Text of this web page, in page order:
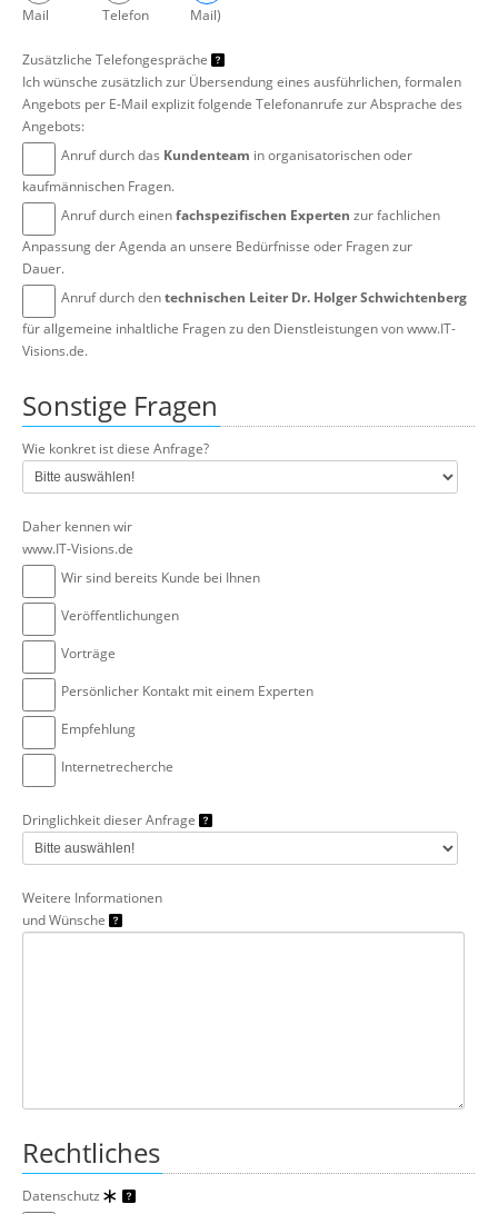
Mail
Telefon
Mail)
Zusätzliche Telefongespräche
Ich wünsche zusätzlich zur Übersendung eines ausführlichen, formalen
Angebots per E-Mail explizit folgende Telefonanrufe zur Absprache des
Angebots:
Anruf durch das Kundenteam in organisatorischen oder
kaufmännischen Fragen.
Anruf durch einenfachspezifischen Experten zur fachlichen
Anpassung der Agenda an unsere Bedürfnisse oder Fragen zur
Dauer.
Anruf durch dentechnischen Leiter Dr. Holger Schwichtenberg
für allgemeine inhaltliche Fragen zu den Dienstleistungen von www.IT-
Visions.de.
Sonstige Fragen
Wie konkret ist diese Anfrage?
Daher kennen wir
www.IT-Visions.de
Wir sind bereits Kunde bei Ihnen
Veröffentlichungen
Vorträge
Persönlicher Kontakt mit einem Experten
Empfehlung
Internetrecherche
Dringlichkeit dieser Anfrage
Weitere Informationen
und Wünsche
Rechtliches
Datenschutz